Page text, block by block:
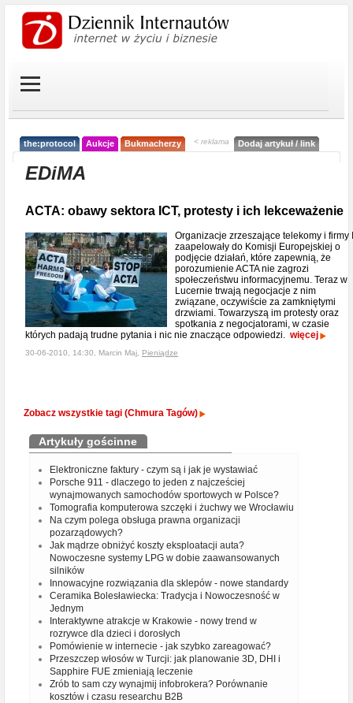
the:protocol Aukcje Bukmacherzy < reklama Dodaj artykuł / link
EDiMA
ACTA: obawy sektora ICT, protesty i ich lekceważenie
Organizacje zrzeszające telekomy i firmy
zaapelowały do Komisji Europejskiej o
podjęcie działań, które zapewnią, że
porozumienie ACTA nie zagrozi
społeczeństwu informacyjnemu. Teraz w
Lucernie trwają negocjacje z nim
związane, oczywiście za zamkniętymi
drzwiami. Towarzyszą im protesty oraz
spotkania z negocjatorami, w czasie
których padają trudne pytania i nic nie znaczące odpowiedzi. więcej
30-06-2010, 14:30, Marcin Maj, Pieniądze
Zobacz wszystkie tagi (Chmura Tagów)
Artykuły gościnne
Elektroniczne faktury - czym są i jak je wystawiać
Porsche 911 - dlaczego to jeden z najcześciej
wynajmowanych samochodów sportowych w Polsce?
Tomografia komputerowa szczęki i żuchwy we Wrocławiu
Na czym polega obsługa prawna organizacji
pozarządowych?
Jak mądrze obniżyć koszty eksploatacji auta?
Nowoczesne systemy LPG w dobie zaawansowanych
silników
Innowacyjne rozwiązania dla sklepów - nowe standardy
Ceramika Bolesławiecka: Tradycja i Nowoczesność w
Jednym
Interaktywne atrakcje w Krakowie - nowy trend w
rozrywce dla dzieci i dorosłych
Pomówienie w internecie - jak szybko zareagować?
Przeszczep włosów w Turcji: jak planowanie 3D, DHI i
Sapphire FUE zmieniają leczenie
Zrób to sam czy wynajmij infobrokera? Porównanie
kosztów i czasu researchu B2B